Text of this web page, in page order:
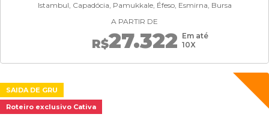
Istambul, Capadócia, Pamukkale, Éfeso, Esmirna, Bursa
A PARTIR DE
R$27.322 Em até
10X
SAIDA DE GRU
Roteiro exclusivo Cativa